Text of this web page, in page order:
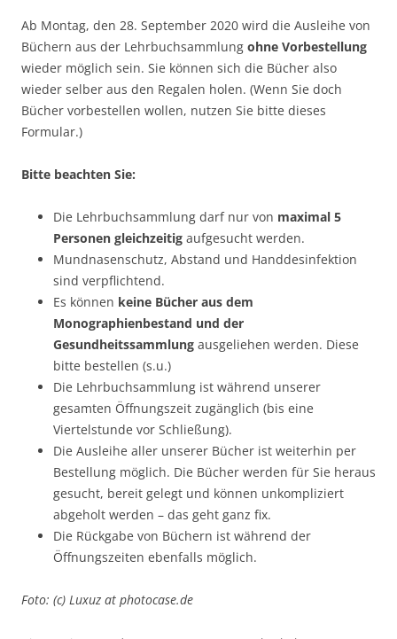
Ab Montag, den 28. September 2020 wird die Ausleihe von
Büchern aus der Lehrbuchsammlung ohne Vorbestellung
wieder möglich sein. Sie können sich die Bücher also
wieder selber aus den Regalen holen. (Wenn Sie doch
Bücher vorbestellen wollen, nutzen Sie bitte dieses
Formular.)
Bitte beachten Sie:
Die Lehrbuchsammlung darf nur von maximal 5
Personen gleichzeitig aufgesucht werden.
Mundnasenschutz, Abstand und Handdesinfektion
sind verpflichtend.
Es können keine Bücher aus dem
Monographienbestand und der
Gesundheitssammlung ausgeliehen werden. Diese
bitte bestellen (s.u.)
Die Lehrbuchsammlung ist während unserer
gesamten Öffnungszeit zugänglich (bis eine
Viertelstunde vor Schließung).
Die Ausleihe aller unserer Bücher ist weiterhin per
Bestellung möglich. Die Bücher werden für Sie heraus
gesucht, bereit gelegt und können unkompliziert
abgeholt werden – das geht ganz fix.
Die Rückgabe von Büchern ist während der
Öffnungszeiten ebenfalls möglich.
Foto: (c) Luxuz at photocase.de